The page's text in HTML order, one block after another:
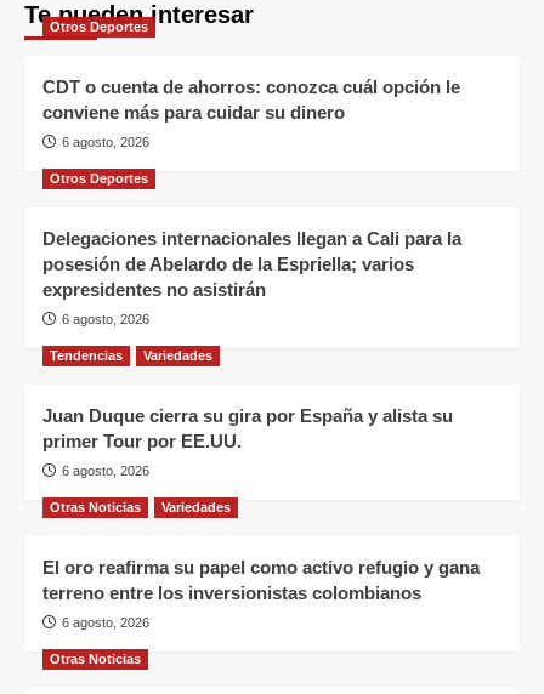
Te pueden interesar
Otros Deportes
CDT o cuenta de ahorros: conozca cuál opción le
conviene más para cuidar su dinero
6 agosto, 2026
Otros Deportes
Delegaciones internacionales llegan a Cali para la
posesión de Abelardo de la Espriella; varios
expresidentes no asistirán
6 agosto, 2026
Tendencias Variedades
Juan Duque cierra su gira por España y alista su
primer Tour por EE.UU.
6 agosto, 2026
Otras Noticias Variedades
El oro reafirma su papel como activo refugio y gana
terreno entre los inversionistas colombianos
6 agosto, 2026
Otras Noticias